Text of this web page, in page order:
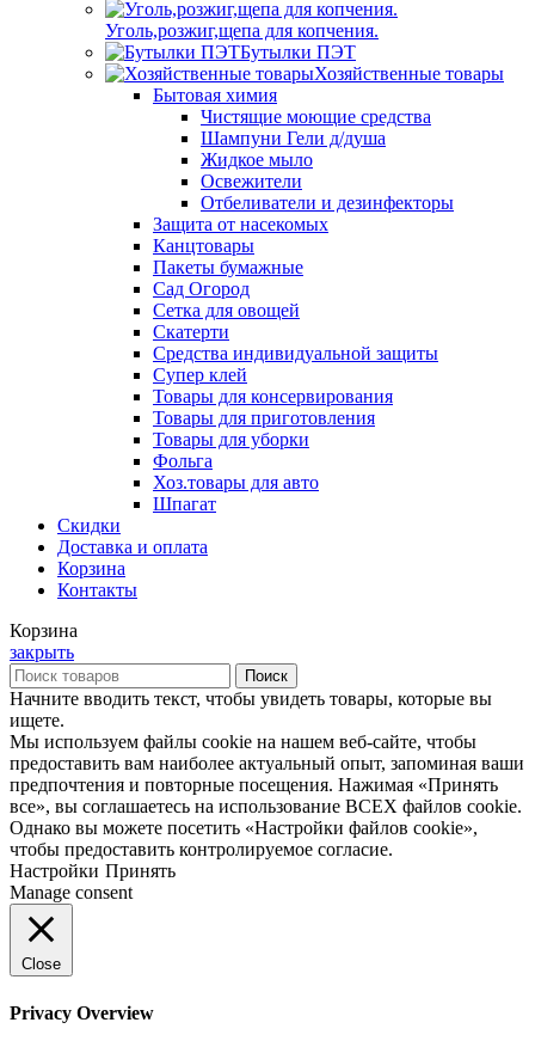
Уголь,розжиг,щепа для копчения.
Бутылки ПЭТ
Хозяйственные товары
Бытовая химия
Чистящие моющие средства
Шампуни Гели д/душа
Жидкое мыло
Освежители
Отбеливатели и дезинфекторы
Защита от насекомых
Канцтовары
Пакеты бумажные
Сад Огород
Сетка для овощей
Скатерти
Средства индивидуальной защиты
Супер клей
Товары для консервирования
Товары для приготовления
Товары для уборки
Фольга
Хоз.товары для авто
Шпагат
Скидки
Доставка и оплата
Корзина
Контакты
Корзина
закрыть
Поиск
Начните вводить текст, чтобы увидеть товары, которые вы
ищете.
Мы используем файлы cookie на нашем веб-сайте, чтобы
предоставить вам наиболее актуальный опыт, запоминая ваши
предпочтения и повторные посещения. Нажимая «Принять
все», вы соглашаетесь на использование ВСЕХ файлов cookie.
Однако вы можете посетить «Настройки файлов cookie»,
чтобы предоставить контролируемое согласие.
Настройки Принять
Manage consent
Close
Privacy Overview